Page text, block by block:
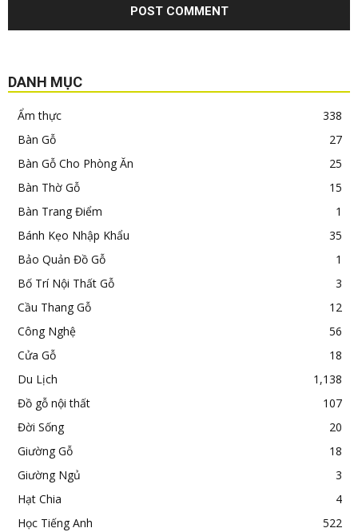
DANH MỤC
Ẩm thực
338
Bàn Gỗ
27
Bàn Gỗ Cho Phòng Ăn
25
Bàn Thờ Gỗ
15
Bàn Trang Điểm
1
Bánh Kẹo Nhập Khẩu
35
Bảo Quản Đồ Gỗ
1
Bố Trí Nội Thất Gỗ
3
Cầu Thang Gỗ
12
Công Nghệ
56
Cửa Gỗ
18
Du Lịch
1,138
Đồ gỗ nội thất
107
Đời Sống
20
Giường Gỗ
18
Giường Ngủ
3
Hạt Chia
4
Học Tiếng Anh
522